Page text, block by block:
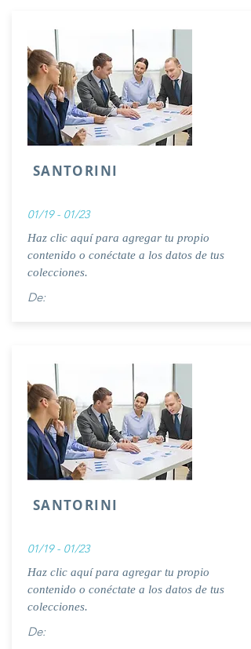
SANTORINI
01/19 - 01/23
Haz clic aquí para agregar tu propio
contenido o conéctate a los datos de tus
colecciones.
De:
SANTORINI
01/19 - 01/23
Haz clic aquí para agregar tu propio
contenido o conéctate a los datos de tus
colecciones.
De: